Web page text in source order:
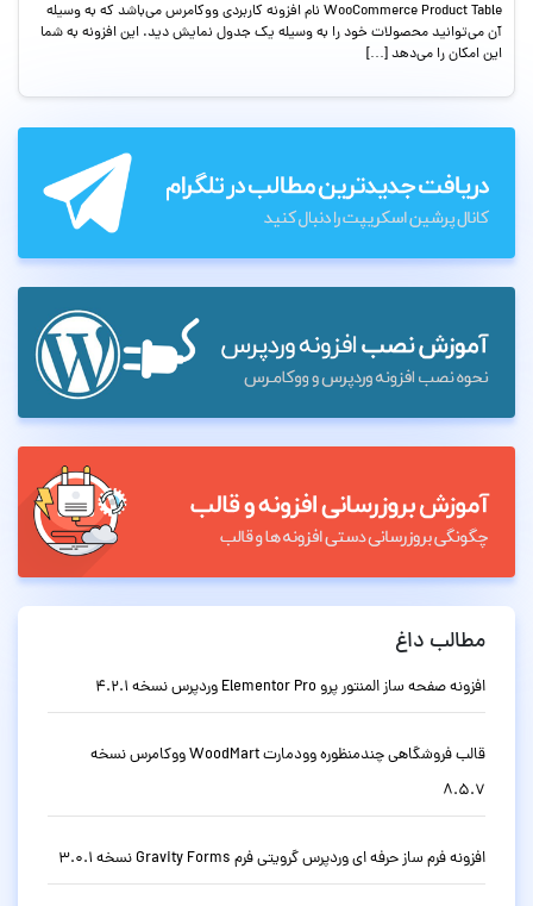
WooCommerce Product Table نام افزونه کاربردی ووکامرس می‌باشد که به وسیله
آن می‌توانید محصولات خود را به وسیله یک جدول نمایش دید. این افزونه به شما
این امکان را می‌دهد […]
مطالب داغ
افزونه صفحه ساز المنتور پرو Elementor Pro وردپرس نسخه 4.2.1
قالب فروشگاهی چندمنظوره وودمارت WoodMart ووکامرس نسخه
8.5.7
افزونه فرم ساز حرفه ای وردپرس گرویتی فرم Gravity Forms نسخه 3.0.1